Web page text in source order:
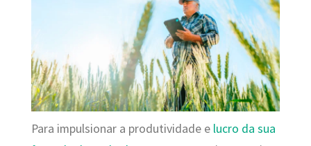
Para impulsionar a produtividade e lucro da sua